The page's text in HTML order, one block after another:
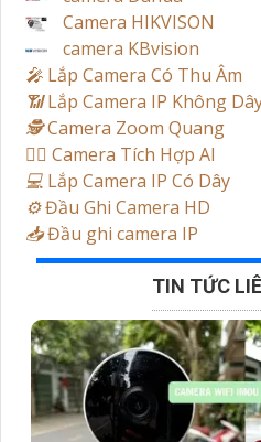
Camera HIKVISON
camera KBvision
️🎤️ Lắp Camera Có Thu Âm
📶Lắp Camera IP Không
🕵️Camera Zoom Quang
🧛‍♀️ Camera Tích Hợp AI
💻 Lắp Camera IP Có Dây
⚙️Đầu Ghi Camera HD
📥Đầu ghi camera IP
TIN TỨC